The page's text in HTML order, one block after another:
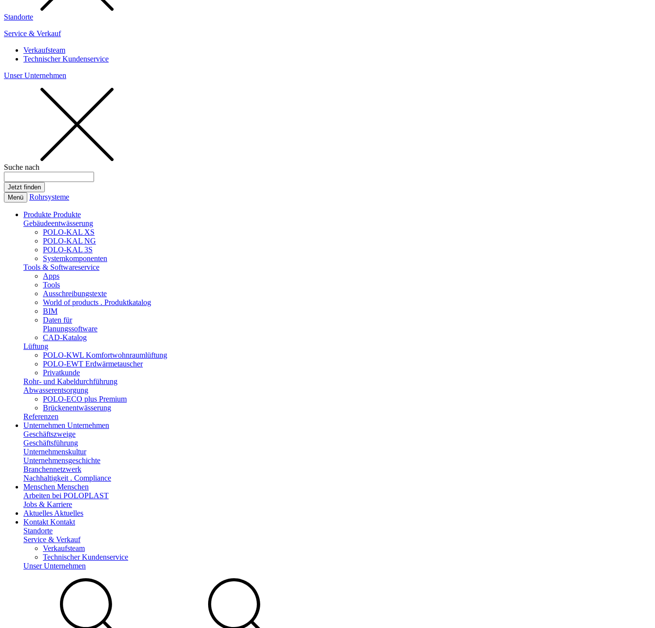
Standorte
Service & Verkauf
Verkaufsteam
Technischer Kundenservice
Unser Unternehmen
Suche nach
Menü Rohrsysteme
Produkte Produkte
Gebäudeentwässerung
POLO-KAL XS
POLO-KAL NG
POLO-KAL 3S
Systemkomponenten
Tools & Softwareservice
Apps
Tools
Ausschreibungstexte
World of products . Produktkatalog
BIM
Daten für
Planungssoftware
CAD-Katalog
Lüftung
POLO-KWL Komfortwohnraumlüftung
POLO-EWT Erdwärmetauscher
Privatkunde
Rohr- und Kabeldurchführung
Abwasserentsorgung
POLO-ECO plus Premium
Brückenentwässerung
Referenzen
Unternehmen Unternehmen
Geschäftszweige
Geschäftsführung
Unternehmenskultur
Unternehmensgeschichte
Branchennetzwerk
Nachhaltigkeit . Compliance
Menschen Menschen
Arbeiten bei POLOPLAST
Jobs & Karriere
Aktuelles Aktuelles
Kontakt Kontakt
Standorte
Service & Verkauf
Verkaufsteam
Technischer Kundenservice
Unser Unternehmen